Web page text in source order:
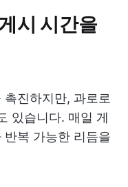
시 시간을
진하지만, 과로로
있습니다. 매일 게
복 가능한 리듬을